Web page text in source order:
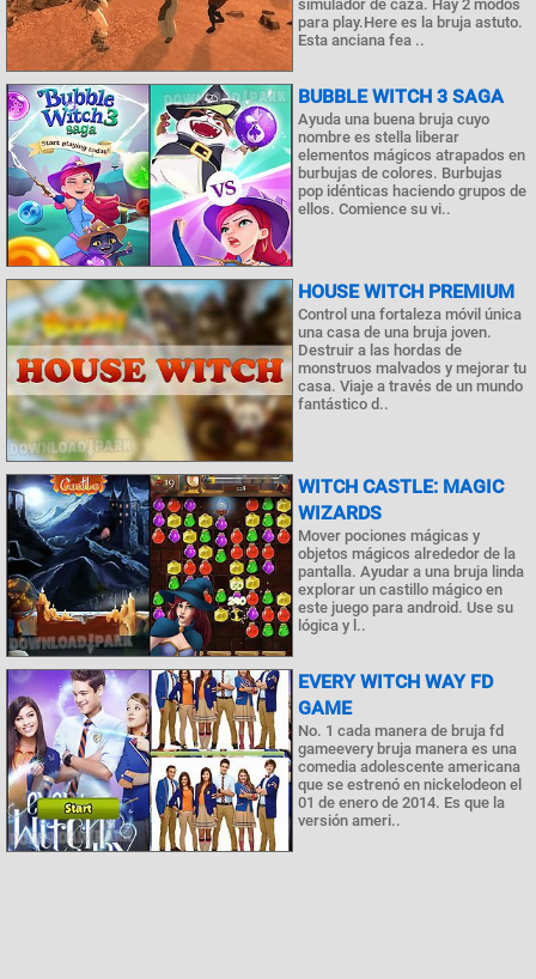
simulador de caza. Hay 2 modos
para play.Here es la bruja astuto.
Esta anciana fea ..
BUBBLE WITCH 3 SAGA
Ayuda una buena bruja cuyo
nombre es stella liberar
elementos mágicos atrapados en
burbujas de colores. Burbujas
pop idénticas haciendo grupos de
ellos. Comience su vi..
HOUSE WITCH PREMIUM
Control una fortaleza móvil única
una casa de una bruja joven.
Destruir a las hordas de
monstruos malvados y mejorar tu
casa. Viaje a través de un mundo
fantástico d..
WITCH CASTLE: MAGIC
WIZARDS
Mover pociones mágicas y
objetos mágicos alrededor de la
pantalla. Ayudar a una bruja linda
explorar un castillo mágico en
este juego para android. Use su
lógica y l..
EVERY WITCH WAY FD
GAME
No. 1 cada manera de bruja fd
gameevery bruja manera es una
comedia adolescente americana
que se estrenó en nickelodeon el
01 de enero de 2014. Es que la
versión ameri..